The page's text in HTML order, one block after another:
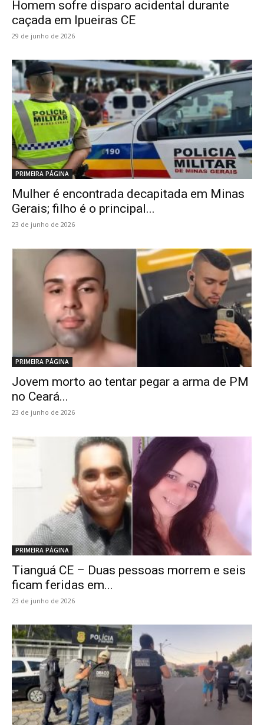
Homem sofre disparo acidental durante
caçada em Ipueiras CE
29 de junho de 2026
PRIMEIRA PÁGINA
Mulher é encontrada decapitada em Minas
Gerais; filho é o principal...
23 de junho de 2026
PRIMEIRA PÁGINA
Jovem morto ao tentar pegar a arma de PM
no Ceará...
23 de junho de 2026
PRIMEIRA PÁGINA
Tianguá CE – Duas pessoas morrem e seis
ficam feridas em...
23 de junho de 2026